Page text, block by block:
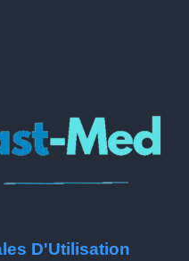
D'Utilisation